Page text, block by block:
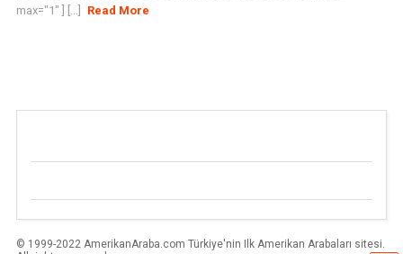
max="1" ] [...]
Read More
© 1999-2022 AmerikanAraba.com Türkiye'nin Ilk Amerikan Arabaları sitesi.